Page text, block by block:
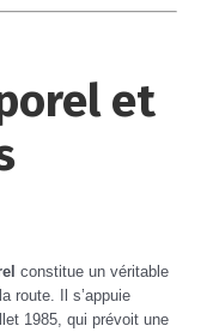
et
constitue un véritable
route. Il s’appuie
1985, qui prévoit une